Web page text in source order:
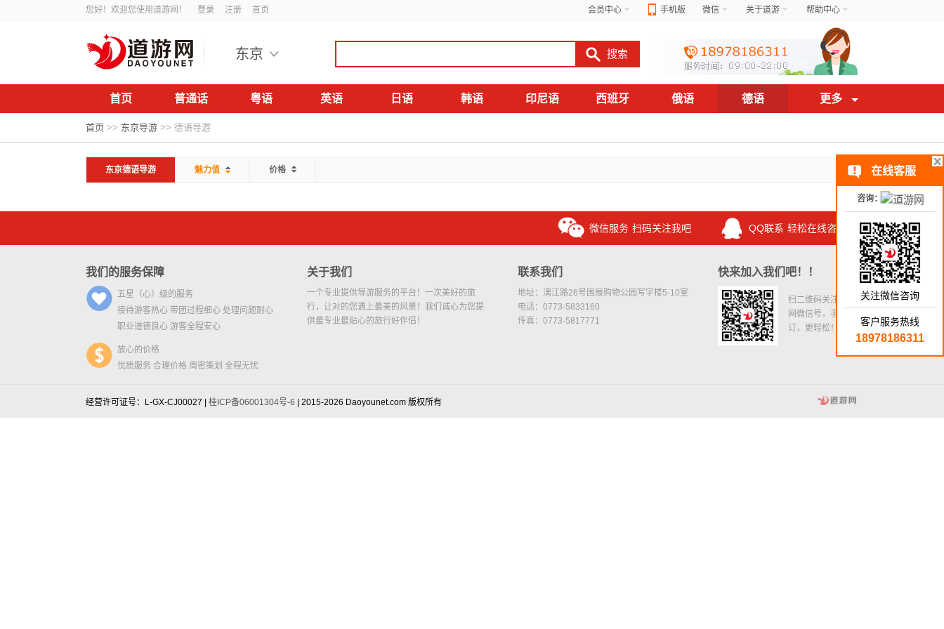
您好！欢迎您使用道游网！ 登录 注册 首页 会员中心 手机版 微信 关于道游 帮助中心
东京
首页 普通话 粤语 英语 日语 韩语 印尼语 西班牙 俄语 德语 更多
首页 >> 东京导游 >> 德语导游
东京德语导游 魅力值 价格
微信服务 扫码关注我吧 QQ联系 轻松在线咨询
我们的服务保障
五星（心）级的服务
接待游客热心 带团过程细心 处理问题耐心
职业道德良心 游客全程安心
放心的价格
优质服务 合理价格 周密策划 全程无忧
关于我们
一个专业提供导游服务的平台！一次美好的旅
行，让对的您遇上最美的风景！我们诚心为您提
供最专业最贴心的旅行好伴侣！
联系我们
地址：漓江路26号国展购物公园写字楼5-10室
电话：0773-5833160
传真：0773-5817771
快来加入我们吧！！
扫二维码关注道游
网微信号，手机预
订，更轻松！
经营许可证号：L-GX-CJ00027 | 桂ICP备06001304号-6 | 2015-2026 Daoyounet.com 版权所有
在线客服
咨询：
关注微信咨询
客户服务热线
18978186311